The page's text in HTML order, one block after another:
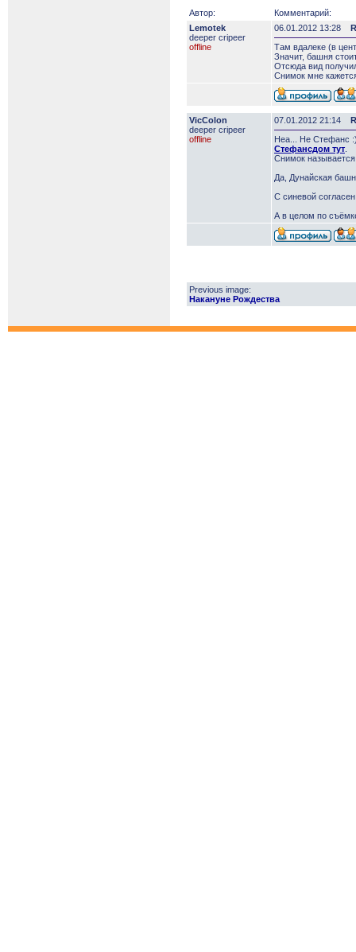
Автор:
Комментарий:
Lemotek
deeper сripeer
offline
06.01.2012 13:28
Там вдалеке (в
Значит, башня
Отсюда вид
Снимок мне
VicColon
deeper сripeer
offline
07.01.2012 21:14
Неа... Не Стефанс
Стефансдом тут
Снимок
Да, Дунайская
С синевой
А в целом по
Previous image:
Накануне Рождества